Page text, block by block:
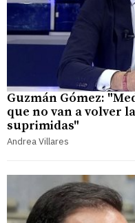
Guzmán Gómez:
que no van a volver
suprimidas"
Andrea Villares